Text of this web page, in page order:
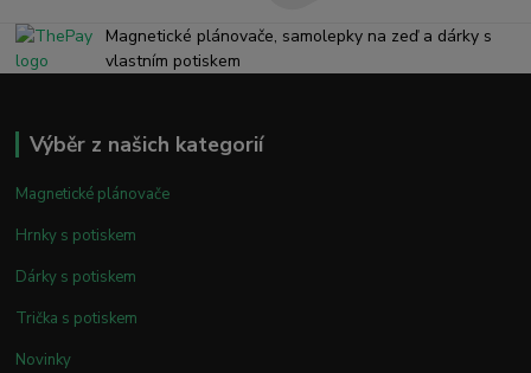
Magnetické plánovače, samolepky na zeď a dárky s
vlastním potiskem
Výběr z našich kategorií
Magnetické plánovače
Hrnky s potiskem
Dárky s potiskem
Trička s potiskem
Novinky